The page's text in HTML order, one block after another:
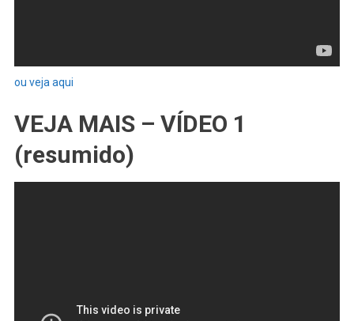
ou veja aqui
VEJA MAIS – VÍDEO 1
(resumido)